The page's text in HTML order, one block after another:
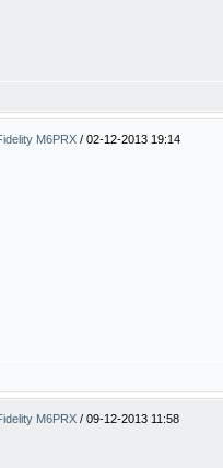
M6PRX / 02-12-2013 19:14
M6PRX / 09-12-2013 11:58